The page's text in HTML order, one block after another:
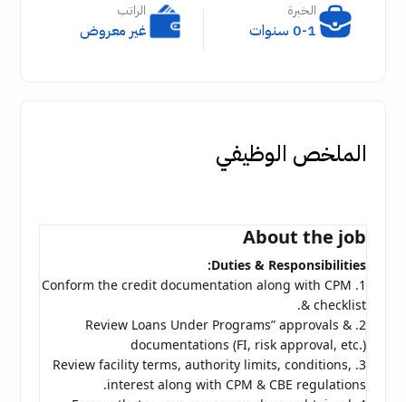
الخبرة
0-1 سنوات
الراتب
غير معروض
الملخص الوظيفي
About the job
Duties & Responsibilities:
1. Conform the credit documentation along with CPM
& checklist.
2. Review Loans Under Programs” approvals &
documentations (FI, risk approval, etc.)
3. Review facility terms, authority limits, conditions,
interest along with CPM & CBE regulations.